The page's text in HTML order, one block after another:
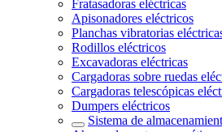
Fratasadoras eléctricas
Apisonadores eléctricos
Planchas vibratorias
Rodillos eléctricos
Excavadoras eléctricas
Cargadoras sobre ruedas
Cargadoras telescópicas
Dumpers eléctricos
Sistema de